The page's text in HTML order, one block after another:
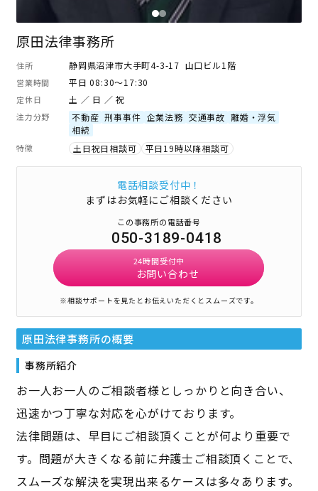
原田法律事務所
住所 静岡県沼津市大手町4-3-17 山口ビル1階
営業時間 平日 08:30～17:30
定休日 土 ／ 日 ／ 祝
注力分野 不動産 刑事事件 企業法務 交通事故 離婚・浮気
相続
特徴 土日祝日相談可 平日19時以降相談可
電話相談受付中！
まずはお気軽にご相談ください
この事務所の電話番号
050-3189-0418
24時間受付中
お問い合わせ
※相談サポートを見たとお伝えいただくとスムーズです。
原田法律事務所の概要
事務所紹介
お一人お一人のご相談者様としっかりと向き合い、
迅速かつ丁寧な対応を心がけております。
法律問題は、早目にご相談頂くことが何より重要で
す。問題が大きくなる前に弁護士ご相談頂くことで、
スムーズな解決を実現出来るケースは多々あります。